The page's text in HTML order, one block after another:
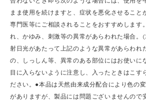
まま使用を続けますと、症状を悪化させること
専門医等にご相談されることをおすすめします
れ、かゆみ、刺激等の異常があらわれた場合。
射日光があたって上記のような異常があらわれ
の、しっしん等、異常のある部位にはお使いに
目に入らないように注意し、入ったときはこす
ださい。●本品は天然由来成分配合により色の
がありますが、製品には問題ございませんので